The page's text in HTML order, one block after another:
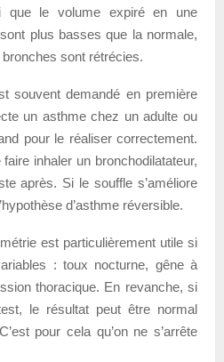
que le volume expiré en une
plus basses que la normale,
sont rétrécies.
souvent demandé en première
un asthme chez un adulte ou
pour le réaliser correctement.
inhaler un bronchodilatateur,
après. Si le souffle s’améliore
d’asthme réversible.
est particulièrement utile si
: toux nocturne, gêne à
thoracique. En revanche, si
le résultat peut être normal
pour cela qu’on ne s’arrête